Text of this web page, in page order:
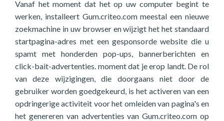
Vanaf het moment dat het op uw computer begint te
werken, installeert Gum.criteo.com meestal een nieuwe
zoekmachine in uw browser en wijzigt het het standaard
startpagina-adres met een gesponsorde website die u
spamt met honderden pop-ups, bannerberichten en
click-bait-advertenties. moment dat je erop landt. De rol
van deze wijzigingen, die doorgaans niet door de
gebruiker worden goedgekeurd, is het activeren van een
opdringerige activiteit voor het omleiden van pagina's en
het genereren van advertenties van Gum.criteo.com op